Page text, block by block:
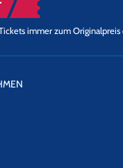
immer zum